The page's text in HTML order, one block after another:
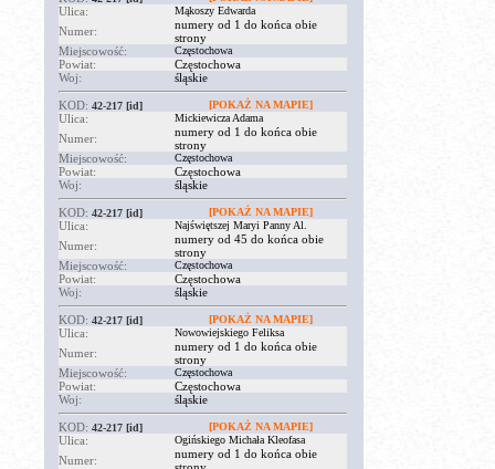
Ulica: Mąkoszy Edwarda
Numer:
numery od 1 do końca obie
strony
Miejscowość:
Częstochowa
Powiat:
Częstochowa
Woj:
śląskie
KOD: 42-217 [id] [POKAŻ NA MAPIE]
Ulica: Mickiewicza Adama
Numer:
numery od 1 do końca obie
strony
Miejscowość:
Częstochowa
Powiat:
Częstochowa
Woj:
śląskie
KOD: 42-217 [id] [POKAŻ NA MAPIE]
Ulica: Najświętszej Maryi Panny Al.
Numer:
numery od 45 do końca obie
strony
Miejscowość:
Częstochowa
Powiat:
Częstochowa
Woj:
śląskie
KOD: 42-217 [id] [POKAŻ NA MAPIE]
Ulica: Nowowiejskiego Feliksa
Numer:
numery od 1 do końca obie
strony
Miejscowość:
Częstochowa
Powiat:
Częstochowa
Woj:
śląskie
KOD: 42-217 [id] [POKAŻ NA MAPIE]
Ulica: Ogińskiego Michała Kleofasa
Numer:
numery od 1 do końca obie